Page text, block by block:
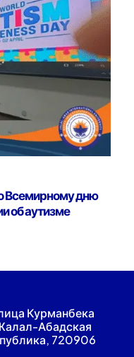
Всемирному дню
об аутизме
Курманбека
Абадская
720906